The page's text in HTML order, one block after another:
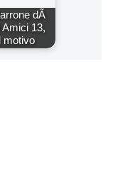
dÃ
Amici 13,
motivo